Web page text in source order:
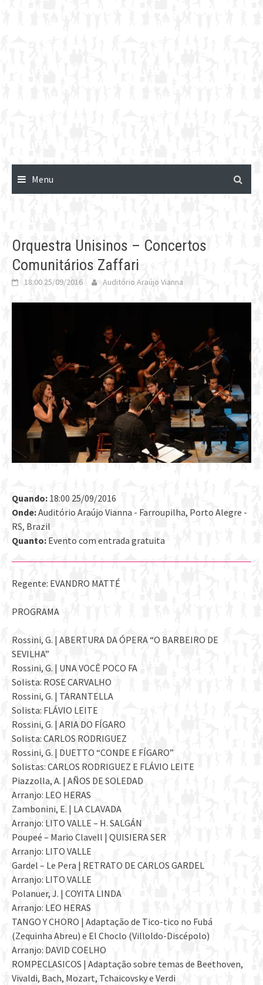
Menu
Orquestra Unisinos – Concertos
Comunitários Zaffari
18:00 25/09/2016 Auditório Araújo Vianna
Quando: 18:00 25/09/2016
Onde:Auditório Araújo Vianna - Farroupilha, Porto Alegre -
RS, Brazil
Quanto: Evento com entrada gratuita
Regente: EVANDRO MATTÉ
PROGRAMA
Rossini, G. | ABERTURA DA ÓPERA “O BARBEIRO DE
SEVILHA”
Rossini, G. | UNA VOCÊ POCO FA
Solista: ROSE CARVALHO
Rossini, G. | TARANTELLA
Solista: FLÁVIO LEITE
Rossini, G. | ARIA DO FÍGARO
Solista: CARLOS RODRIGUEZ
Rossini, G. | DUETTO “CONDE E FÍGARO”
Solistas: CARLOS RODRIGUEZ E FLÁVIO LEITE
Piazzolla, A. | AÑOS DE SOLEDAD
Arranjo: LEO HERAS
Zambonini, E. | LA CLAVADA
Arranjo: LITO VALLE – H. SALGÁN
Poupeé – Mario Clavell | QUISIERA SER
Arranjo: LITO VALLE
Gardel – Le Pera | RETRATO DE CARLOS GARDEL
Arranjo: LITO VALLE
Polanuer, J. | COYITA LINDA
Arranjo: LEO HERAS
TANGO Y CHORO | Adaptação de Tico-tico no Fubá
(Zequinha Abreu) e El Choclo (Villoldo-Discépolo)
Arranjo: DAVID COELHO
ROMPECLASICOS | Adaptação sobre temas de Beethoven,
Vivaldi, Bach, Mozart, Tchaicovsky e Verdi